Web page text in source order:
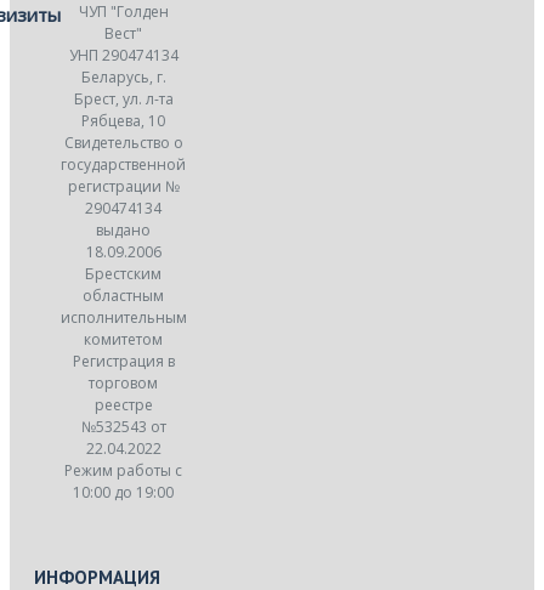
ЧУП "Голден
Вест"
УНП 290474134
Беларусь, г.
Брест, ул. л-та
Рябцева, 10
Свидетельство о
государственной
регистрации №
290474134
выдано
18.09.2006
Брестским
областным
исполнительным
комитетом
Регистрация в
торговом
реестре
№532543 от
22.04.2022
Режим работы с
10:00 до 19:00
ИНФОРМАЦИЯ